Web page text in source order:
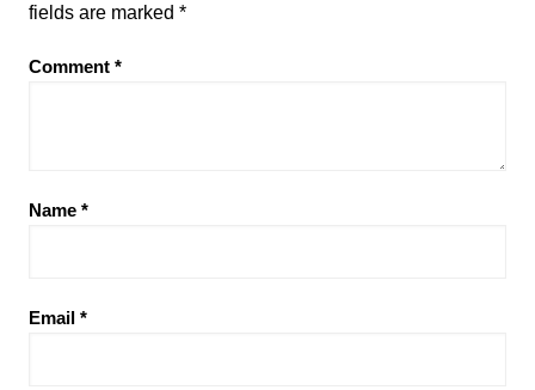
fields are marked *
Comment *
Name *
Email *